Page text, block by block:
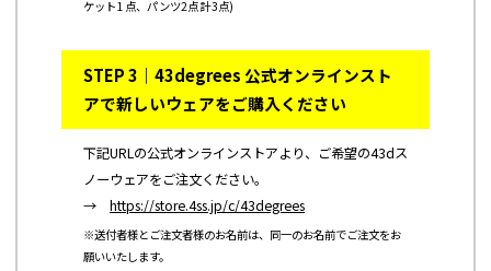
ケット1 点、パンツ2点 計3点)
STEP 3｜43degrees 公式オンラインスト
アで新しいウェアをご購入ください
下記URLの公式オンラインストアより、ご希望の43dス
ノーウェアをご注文ください。
→ https://store.4ss.jp/c/43degrees
※送付者様とご注文者様のお名前は、同一のお名前でご注文をお
願いいたします。